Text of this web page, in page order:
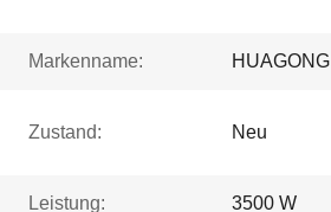
Markenname: HUAGONG
Zustand: Neu
Leistung: 3500 W